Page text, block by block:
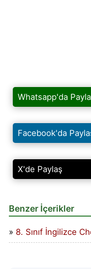
Whatsapp'da
Facebook'da
X'de Paylaş
Benzer İçerikler
8. Sınıf İngilizce